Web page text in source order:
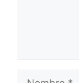
Nombre